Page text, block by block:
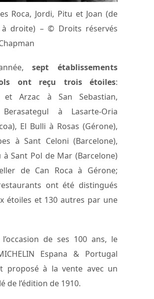
Roca, Jordi, Pitu et Joan (de
à droite) – © Droits réservés
sept établissements
ont reçu trois étoiles:
et Arzac à San Sebastian,
à Lasarte-Oria
El Bulli à Rosas (Gérone),
à Sant Celoni (Barcelone),
à Sant Pol de Mar (Barcelone)
de Can Roca à Gérone;
ont été distingués
étoiles et 130 autres par une
de ses 100 ans, le
Espana & Portugal
proposé à la vente avec un
de l’édition de 1910.